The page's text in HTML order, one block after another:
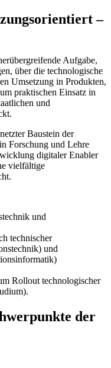
–
Aufgabe,
über die technologische
Umsetzung in Produkten,
praktischen Einsatz in
und
Baustein der
Forschung und Lehre
digitaler Enabler
vielfältige
und
technischer
und
Rollout technologischer
der